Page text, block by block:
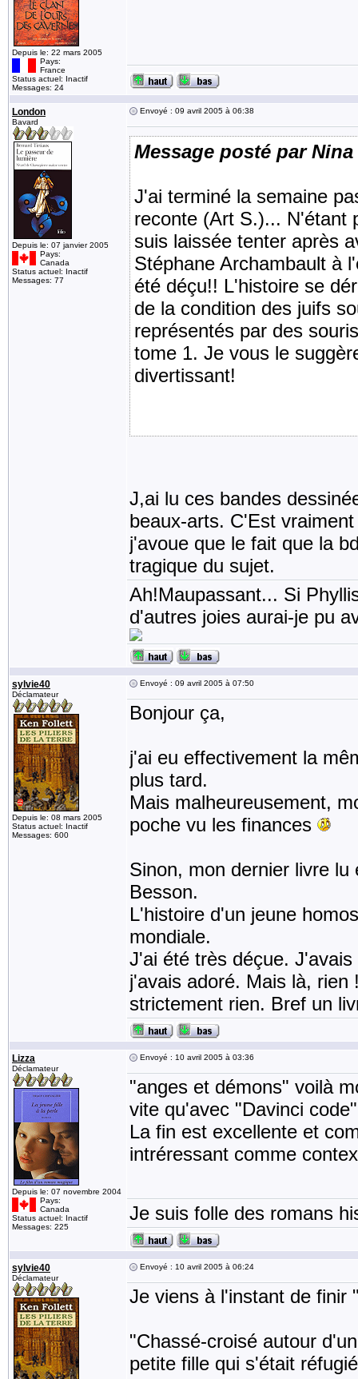
Depuis le: 22 mars 2005
Pays:
France
Status actuel: Inactif
Messages: 24
London
Bavard
Depuis le: 07 janvier 2005
Pays:
Canada
Status actuel: Inactif
Messages: 77
Envoyé : 09 avril 2005 à 06:38
Message posté par Nina
J'ai terminé la semaine
reconte (Art S.)... N'étant
suis laissée tenter après
Stéphane Archambault à
été déçu!! L'histoire se
de la condition des juifs
représentés par des
tome 1. Je vous le
divertissant!
J,ai lu ces bandes
beaux-arts. C'Est
j'avoue que le fait que la
tragique du sujet.
Ah!Maupassant... Si
d'autres joies aurai-je pu
sylvie40
Déclamateur
Depuis le: 08 mars 2005
Status actuel: Inactif
Messages: 600
Envoyé : 09 avril 2005 à 07:50
Bonjour ça,
j'ai eu effectivement la
plus tard.
Mais malheureusement,
poche vu les finances
Sinon, mon dernier livre
Besson.
L'histoire d'un jeune
mondiale.
J'ai été très déçue.
j'avais adoré. Mais là,
strictement rien. Bref un
Lizza
Déclamateur
Depuis le: 07 novembre 2004
Pays:
Canada
Status actuel: Inactif
Messages: 225
Envoyé : 10 avril 2005 à 03:36
"anges et démons" voilà
vite qu'avec "Davinci
La fin est excellente et
intréressant comme
Je suis folle des romans
sylvie40
Déclamateur
Envoyé : 10 avril 2005 à 06:24
Je viens à l'instant de finir
"Chassé-croisé autour
petite fille qui s'était